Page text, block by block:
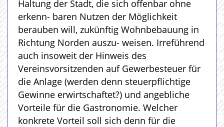
Haltung der Stadt, die sich offenbar ohne
erkenn- baren Nutzen der Möglichkeit
berauben will, zukünftig Wohnbebauung in
Richtung Norden auszu- weisen. Irreführend
auch insoweit der Hinweis des
Vereinsvorsitzenden auf Gewerbesteuer für
die Anlage (werden denn steuerpflichtige
Gewinne erwirtschaftet?) und angebliche
Vorteile für die Gastronomie. Welcher
konkrete Vorteil soll sich denn für die